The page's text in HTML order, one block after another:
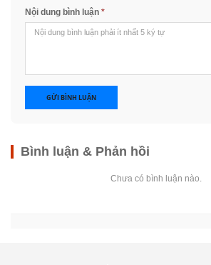
Nội dung bình luận *
GỬI BÌNH LUẬN
Bình luận & Phản hồi
Chưa có bình luận nào.